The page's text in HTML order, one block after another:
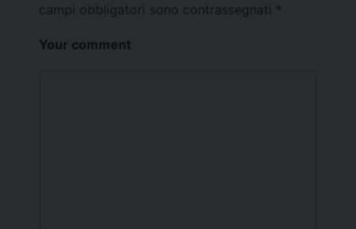
campi obbligatori sono contrassegnati *
Your comment